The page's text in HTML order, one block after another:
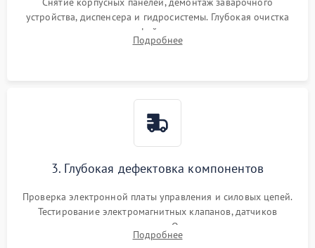
устройства, диспенсера и гидросистемы. Глубокая очистка
внутренних узлов от кофейных масел, жмыха и накипи.
Промывка дренажных каналов и фильтров с использованием
Подробнее
3. Глубокая дефектовка компонентов
Проверка электронной платы управления и силовых цепей.
Тестирование электромагнитных клапанов, датчиков
температуры и расходомера. Оценка степени износа
жерновов кофемолки, уплотнительных колец гидросистемы
Подробнее